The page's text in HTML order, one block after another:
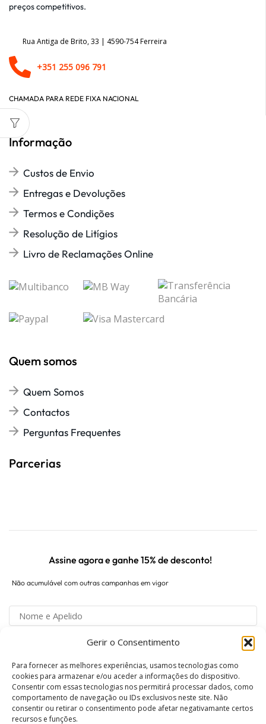
Gerir o Consentimento
Para fornecer as melhores experiências, usamos tecnologias como
cookies para armazenar e/ou aceder a informações do dispositivo.
Consentir com essas tecnologias nos permitirá processar dados, como
comportamento de navegação ou IDs exclusivos neste site. Não
consentir ou retirar o consentimento pode afetar negativamante certos
recursos e funções.
preços competitivos.
Rua Antiga de Brito, 33 | 4590-754 Ferreira
+351 255 096 791
CHAMADA PARA REDE FIXA NACIONAL
Informação
Custos de Envio
Entregas e Devoluções
Termos e Condições
Resolução de Litígios
Livro de Reclamações Online
Quem somos
Quem Somos
Contactos
Perguntas Frequentes
Parcerias
Assine agora e ganhe 15% de desconto!
Não acumulável com outras campanhas em vigor
Concordo com o tratamento de dados de acordo
com a Política de Privacidade.